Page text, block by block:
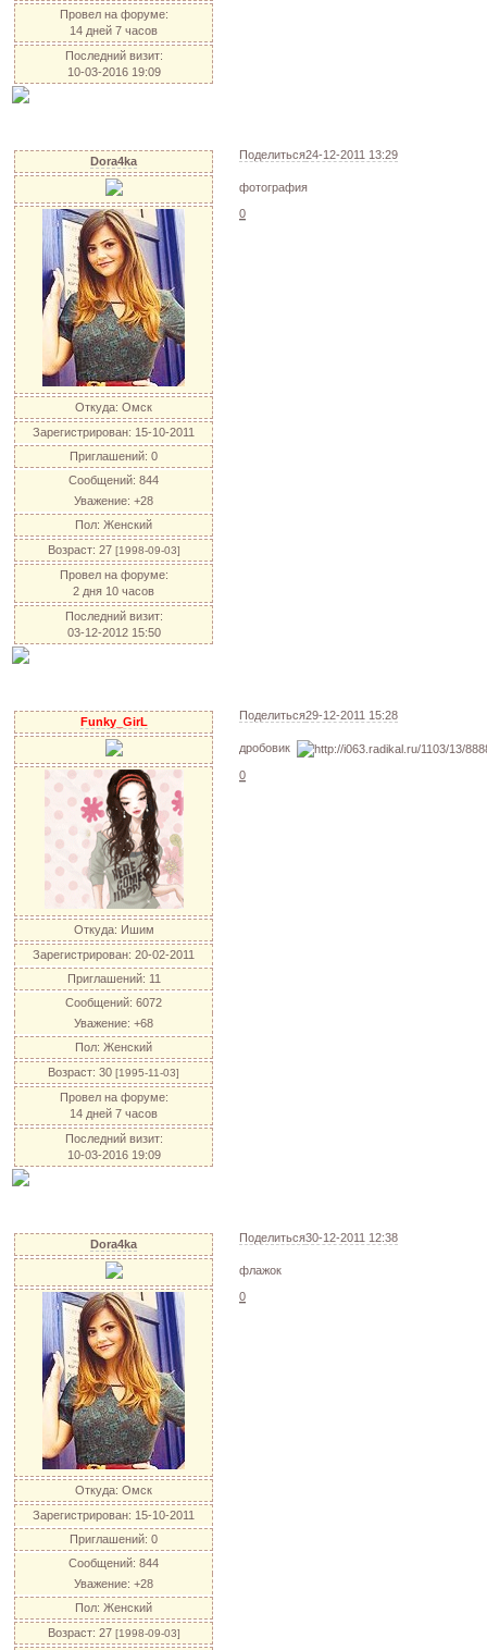
Провел на форуме:
14 дней 7 часов
Последний визит:
10-03-2016 19:09
Поделиться24-12-2011 13:29
Dora4ka
Откуда: Омск
Зарегистрирован: 15-10-2011
Приглашений: 0
Сообщений: 844
Уважение: +28
Пол: Женский
Возраст: 27 [1998-09-03]
Провел на форуме:
2 дня 10 часов
Последний визит:
03-12-2012 15:50
фотография
0
Поделиться29-12-2011 15:28
Funky_GirL
Откуда: Ишим
Зарегистрирован: 20-02-2011
Приглашений: 11
Сообщений: 6072
Уважение: +68
Пол: Женский
Возраст: 30 [1995-11-03]
Провел на форуме:
14 дней 7 часов
Последний визит:
10-03-2016 19:09
дробовик
0
Поделиться30-12-2011 12:38
Dora4ka
Откуда: Омск
Зарегистрирован: 15-10-2011
Приглашений: 0
Сообщений: 844
Уважение: +28
Пол: Женский
Возраст: 27 [1998-09-03]
флажок
0